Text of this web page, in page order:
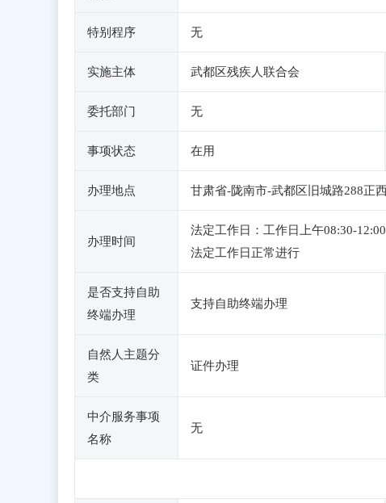
特别程序 无
实施主体 武都区残疾人联合会
委托部门 无
事项状态 在用
办理地点 甘肃省-陇南市-武都区旧城路288正
办理时间
法定工作日：工作日上午08:30-
法定工作日正常进行
是否支持自助
终端办理
支持自助终端办理
自然人主题分
类
证件办理
中介服务事项
名称
无